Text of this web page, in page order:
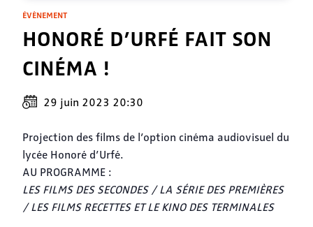
ÉVÈNEMENT
HONORÉ D’URFÉ FAIT SON
CINÉMA !
29 juin 2023 20:30
Projection des films de l’option cinéma audiovisuel du
lycée Honoré d’Urfé.
AU PROGRAMME :
LES FILMS DES SECONDES / LA SÉRIE DES PREMIÈRES
/ LES FILMS RECETTES ET LE KINO DES TERMINALES